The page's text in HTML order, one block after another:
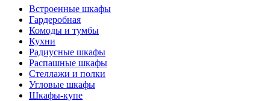
Встроенные шкафы
Гардеробная
Комоды и тумбы
Кухни
Радиусные шкафы
Распашные шкафы
Стеллажи и полки
Угловые шкафы
Шкафы-купе